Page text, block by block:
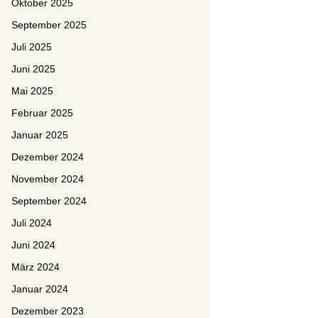
Oktober 2025
September 2025
Juli 2025
Juni 2025
Mai 2025
Februar 2025
Januar 2025
Dezember 2024
November 2024
September 2024
Juli 2024
Juni 2024
März 2024
Januar 2024
Dezember 2023